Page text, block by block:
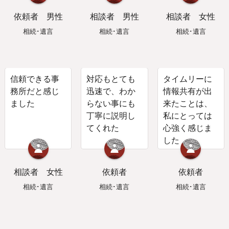
依頼者 男性
相続･遺言
相談者 男性
相続･遺言
相談者 女性
相続･遺言
信頼できる事
務所だと感じ
ました
相談者 女性
相続･遺言
対応もとても
迅速で、わか
らない事にも
丁寧に説明し
てくれた
依頼者
相続･遺言
タイムリーに
情報共有が出
来たことは、
私にとっては
心強く感じま
した
依頼者
相続･遺言